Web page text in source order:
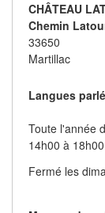
CHÂTEAU
Chemin
33650
Martillac
Langues
Toute l'année
14h00 à
Fermé les